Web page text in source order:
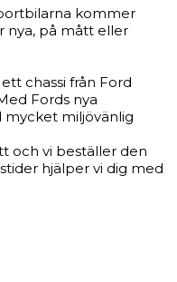
kommer
nya, på mått eller
chassi från Ford
Fords nya
mycket miljövänlig
och vi beställer den
hjälper vi dig med